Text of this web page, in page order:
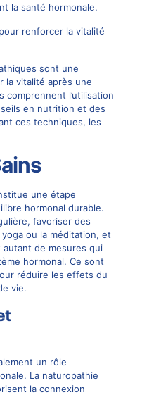
la santé hormonale.
renforcer la vitalité
sont une
la vitalité après une
comprennent l’utilisation
en nutrition et des
ces techniques, les
une étape
hormonal durable.
favoriser des
ou la méditation, et
autant de mesures qui
hormonal. Ce sont
réduire les effets du
vie.
un rôle
La naturopathie
la connexion